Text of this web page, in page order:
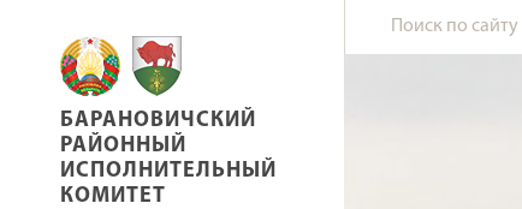
БАРАНОВИЧСКИЙ РАЙОННЫЙ
БАРАНОВИЧСКИЙ
РАЙОННЫЙ
ИСПОЛНИТЕЛЬНЫЙ
КОМИТЕТ